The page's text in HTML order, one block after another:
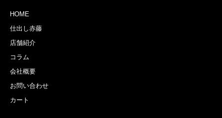
HOME
仕出し赤藤
店舗紹介
コラム
会社概要
お問い合わせ
カート